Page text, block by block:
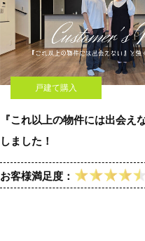
戸建て購入
『これ以上の物件には出会え
しました！
お客様満足度：